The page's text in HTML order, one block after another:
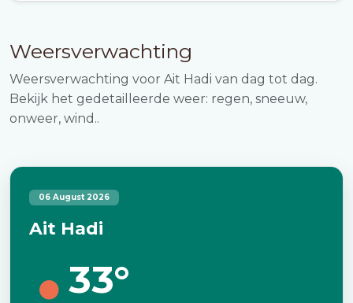
Weersverwachting
Weersverwachting voor Ait Hadi van dag tot dag.
Bekijk het gedetailleerde weer: regen, sneeuw,
onweer, wind..
06 August 2026
Ait Hadi
33°